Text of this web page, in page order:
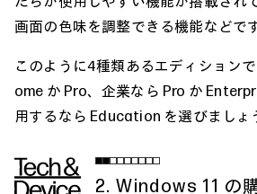
画面の色味を調整できる機能などです
このように4種類あるエディション
ome か Pro、企業なら Pro か
用するなら Education を選びましょ
2. Windows 11 の